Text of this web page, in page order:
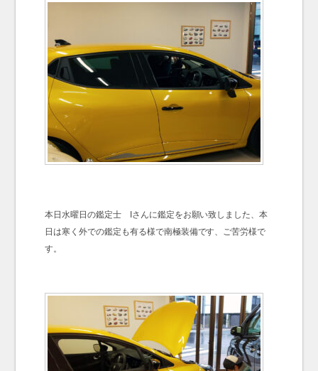
本日水曜日の鑑定士 Iさんに鑑定をお願い致しました、本
日は寒く外での鑑定も有る様で南極装備です、ご苦労様で
す。